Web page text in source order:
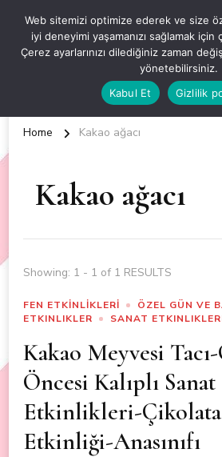
OKUL ÖNCESİ
EN YENİ VE ÖZGÜN OKUL ÖNCESİ
Home Kakao ağacı
Kakao ağacı
Showing: 1 - 1 of 1 RESULTS
FEN ETKİNLİKLERİ
ÖZEL GÜN VE
ETKINLIKLER
SANAT
Kakao Meyvesi
Öncesi Kalıplı Sanat
Etkinlikleri-Çikolata
Etkinliği-Anasınıfı
Web sitemizi optimize ederek ve size
iyi deneyimi yaşamanızı sağlamak için
Çerez ayarlarınızı dilediğiniz zaman
yönetebilirsiniz.
Kabul Et
Gizlilik